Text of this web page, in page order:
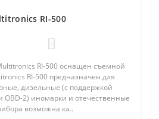
RI-500
RI-500 оснащен съемной
RI-500 предназначен для
дизельные (с поддержкой
OBD-2) иномарки и отечественные
возможна ка..